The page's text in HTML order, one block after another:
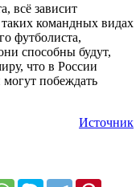
всё зависит
таких командных видах
футболиста,
способны будут,
что в России
побеждать
Источник